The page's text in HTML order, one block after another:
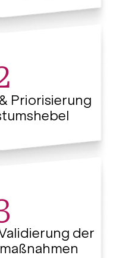
Priorisierung
der